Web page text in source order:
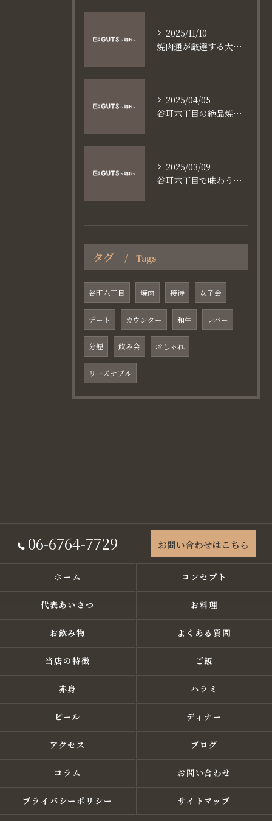
2025/11/10
焼肉通が厳選する大阪長堀鶴見緑地線谷町六丁目満足食事術
2025/04/05
谷町六丁目の絶品焼肉体験
2025/03/09
谷町六丁目で味わう家族と焼肉の魅力
タグ Tags
谷町六丁目 焼肉 接待 女子会
デート カウンター 和牛 レバー
分煙 飲み会 おしゃれ
リーズナブル
06-6764-7729 お問い合わせはこちら
ホーム コンセプト
代表あいさつ お料理
お飲み物 よくある質問
当店の特徴 ご飯
赤身 ハラミ
ビール ディナー
アクセス ブログ
コラム お問い合わせ
プライバシーポリシー サイトマップ